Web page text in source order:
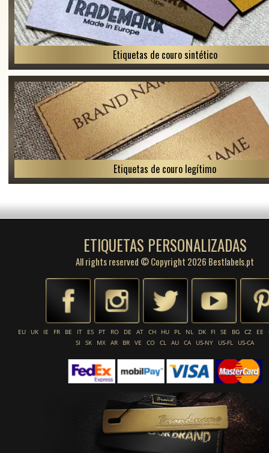
Etiquetas de couro sintético
Etiquetas de couro legítimo
ETIQUETAS PERSONALIZADAS
All rights reserved © Copyright 2026 Bestlabels.pt
EU UK IE FR BE IT ES PT RO DE AT CH HU PL NL DK FI SE BG CZ EE
SI
SK MX AR BR VE CO CL AU CA US-NY US-FL US-CA